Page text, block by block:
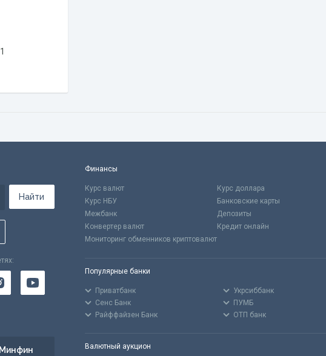
Найти
Финансы
Курс валют Курс доллара
Курс НБУ
Банковские карты
Межбанк
Депозиты
Конвертер валют
Кредит онлайн
Мониторинг обменников криптовалют
Популярные банки
Приватбанк Укрсиббанк
Сенс Банк
ПУМБ
Райффайзен Банк
ОТП банк
Валютный аукцион